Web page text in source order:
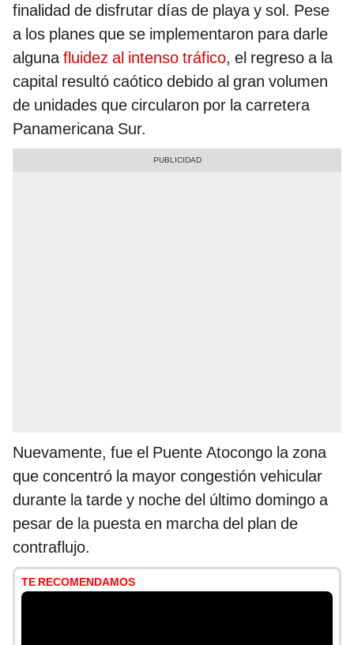
finalidad de disfrutar días de playa y sol. Pese
a los planes que se implementaron para darle
algunafluidez al intenso tráfico, el regreso a la
capital resultó caótico debido al gran volumen
de unidades que circularon por la carretera
Panamericana Sur.
Nuevamente, fue el Puente Atocongo la zona
que concentró la mayor congestión vehicular
durante la tarde y noche del último domingo a
pesar de la puesta en marcha del plan de
contraflujo.
TE RECOMENDAMOS